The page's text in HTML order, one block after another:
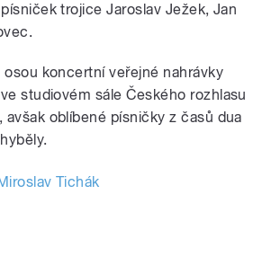
trojice Jaroslav Ježek, Jan
koncertní veřejné nahrávky
studiovém sále Českého rozhlasu
oblíbené písničky z časů dua
Tichák